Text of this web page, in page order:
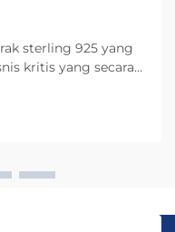
sterling 925 yang
kritis yang secara
dan